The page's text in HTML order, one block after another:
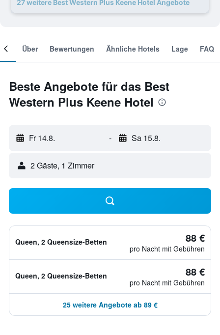
27 weitere Best Western Plus Keene Hotel Angebote
Über Bewertungen Ähnliche Hotels Lage FAQ
Beste Angebote für das Best
Western Plus Keene Hotel
Fr 14.8. - Sa 15.8.
2 Gäste, 1 Zimmer
Queen, 2 Queensize-Betten 88 €
pro Nacht mit Gebühren
Queen, 2 Queensize-Betten 88 €
pro Nacht mit Gebühren
25 weitere Angebote ab 89 €